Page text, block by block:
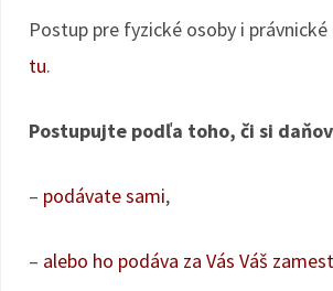
Postup pre fyzické osoby i právnické
tu.
Postupujte podľa toho, či si
– podávate sami,
– alebo ho podáva za Vás Váš